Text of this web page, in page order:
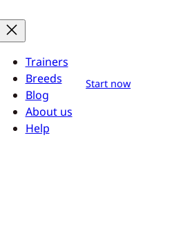
Trainers
Breeds
Blog
About us
Help
Start now